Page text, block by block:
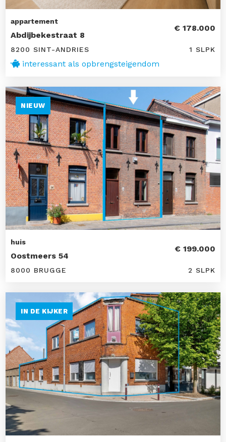
appartement
Abdijbekestraat 8
€ 178.000
8200 SINT-ANDRIES 1 SLPK
interessant als opbrengsteigendom
NIEUW
huis
Oostmeers 54
€ 199.000
8000 BRUGGE 2 SLPK
IN DE KIJKER